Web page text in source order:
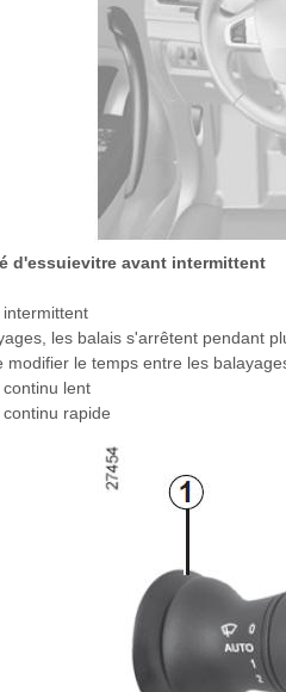
d'essuievitre avant intermittent
les balais s'arrêtent pendant
modifier le temps entre les
lent
rapide